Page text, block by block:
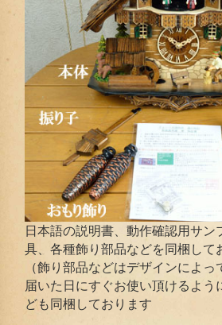
日本語の説明書、動作確認用サン
具、各種飾り部品などを同梱して
（飾り部品などはデザインによっ
届いた日にすぐお使い頂けるよう
ども同梱しております